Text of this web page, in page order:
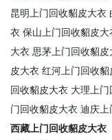
昆明上门回收貂皮大衣
衣 保山上门回收貂皮大
大衣 思茅上门回收貂皮
皮大衣 红河上门回收貂
回收貂皮大衣 大理上
门回收貂皮大衣 迪庆上
西藏上门回收貂皮大衣